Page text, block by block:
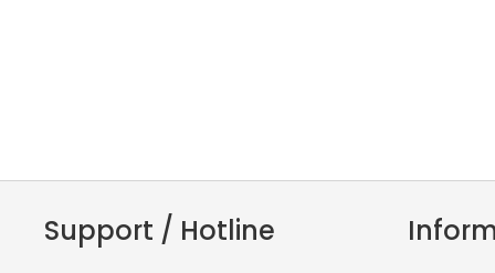
Support / Hotline